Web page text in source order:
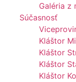
Galéria z
Súčasnosť
Kláštor
Kláštor
Kláštor
Kláštor